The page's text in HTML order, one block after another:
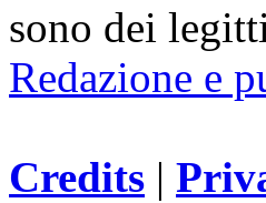
sono dei
Redazione e
Credits |